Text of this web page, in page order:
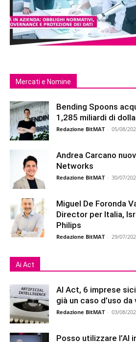
Mercati e Nomine
Bending Spoons
1,285 miliardi di
Redazione BitMAT - 05/08/
Andrea Carcano
Networks
Redazione BitMAT - 30/07/
Miguel De Foronda
Director per Italia,
Philips
Redazione BitMAT - 29/07/
Ai Act
AI Act, 6 imprese
già un caso d’uso
Redazione BitMAT - 03/08/
Posso utilizzare l’AI